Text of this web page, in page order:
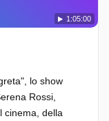
1:05:00
lo show
Rossi,
cinema, della